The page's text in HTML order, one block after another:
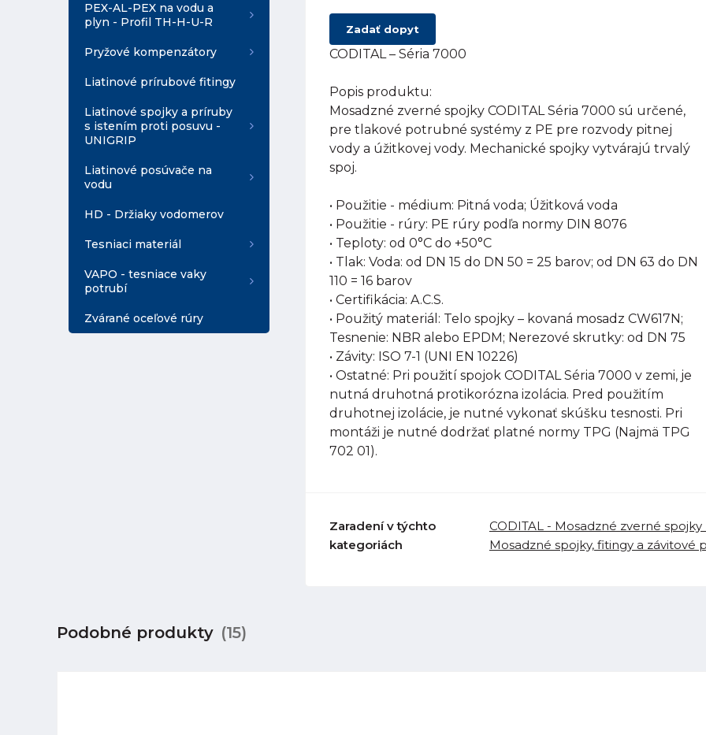
PEX-AL-PEX na vodu a
plyn - Profil TH-H-U-R
Pryžové kompenzátory
Liatinové prírubové fitingy
Liatinové spojky a príruby
s istením proti posuvu -
UNIGRIP
Liatinové posúvače na
vodu
HD - Držiaky vodomerov
Tesniaci materiál
VAPO - tesniace vaky
potrubí
Zvárané oceľové rúry
Zadať dopyt
CODITAL – Séria 7000
Popis produktu:
Mosadzné zverné spojky CODITAL Séria 7000 sú určené,
pre tlakové potrubné systémy z PE pre rozvody pitnej
vody a úžitkovej vody. Mechanické spojky vytvárajú trvalý
spoj.
• Použitie - médium: Pitná voda; Úžitková voda
• Použitie - rúry: PE rúry podľa normy DIN 8076
• Teploty: od 0°C do +50°C
• Tlak: Voda: od DN 15 do DN 50 = 25 barov; od DN 63 do DN
110 = 16 barov
• Certifikácia: A.C.S.
• Použitý materiál: Telo spojky – kovaná mosadz CW617N;
Tesnenie: NBR alebo EPDM; Nerezové skrutky: od DN 75
• Závity: ISO 7-1 (UNI EN 10226)
• Ostatné: Pri použití spojok CODITAL Séria 7000 v zemi, je
nutná druhotná protikorózna izolácia. Pred použitím
druhotnej izolácie, je nutné vykonať skúšku tesnosti. Pri
montáži je nutné dodržať platné normy TPG (Najmä TPG
702 01).
Zaradení v týchto
kategoriách
CODITAL - Mosadzné zverné spojky
Mosadzné spojky, fitingy a závitové
Podobné produkty (15)